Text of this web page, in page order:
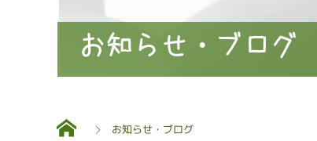
お知らせ・ブログ
お知らせ・ブログ